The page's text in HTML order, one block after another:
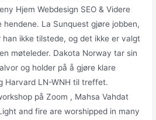
Hjem Webdesign SEO & Videre
La Sunquest gjøre jobben,
han ikke tilstede, og det ikke er valgt
møteleder. Dakota Norway tar sin
og holder på å gjøre klare
Harvard LN-WNH til treffet.
på Zoom , Mahsa Vahdat
and fire are worshipped in many